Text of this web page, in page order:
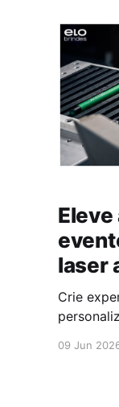
laser
Crie
09 Jun